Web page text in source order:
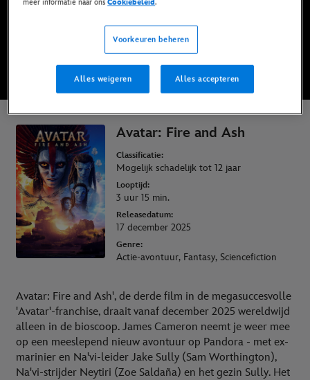
KOOP DE FILM
* Algemene voorwaarden van toepassing | Abonnementen vanaf slechts € 6,99
Avatar: Fire and Ash
Classificatie:
Mogelijk schadelijk tot 12 jaar
Looptijd:
3 uur 15 min.
Releasedatum:
17 december 2025
Genre:
Actie-avontuur, Fantasy, Sciencefiction
Avatar: Fire and Ash', de derde film in de megasuccesvolle
'Avatar'-franchise, draait vanaf december 2025 wereldwijd
alleen in de bioscoop. James Cameron neemt je weer mee
op een meeslepend nieuw avontuur op Pandora - met ex-
marinier en Na'vi-leider Jake Sully (Sam Worthington),
Na'vi-strijder Neytiri (Zoe Saldaña) en het gezin Sully. Het
meer informatie naar onsCookiebeleid.
Voorkeuren beheren
Alles weigeren Alles accepteren